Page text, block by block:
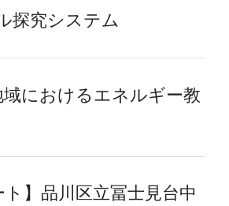
探究システム
域におけるエネルギー教
ト】品川区立冨士見台中